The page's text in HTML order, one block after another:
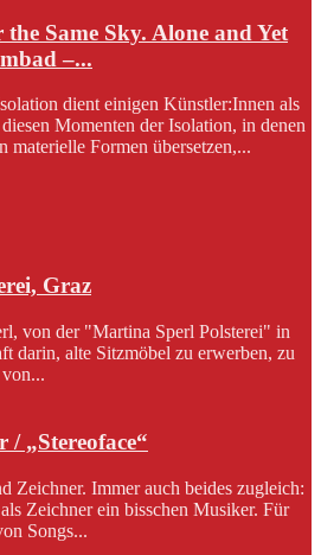
Same Sky. Alone and Yet
–...
dient einigen Künstler:Innen als
Momenten der Isolation, in denen
materielle Formen übersetzen,...
Graz
von der "Martina Sperl Polsterei" in
darin, alte Sitzmöbel zu erwerben, zu
/ „Stereoface“
Zeichner. Immer auch beides zugleich:
Zeichner ein bisschen Musiker. Für
Songs...